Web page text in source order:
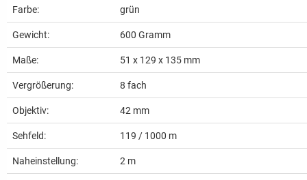
Farbe: grün
Gewicht: 600 Gramm
Maße: 51 x 129 x 135 mm
Vergrößerung: 8 fach
Objektiv: 42 mm
Sehfeld: 119 / 1000 m
Naheinstellung: 2 m